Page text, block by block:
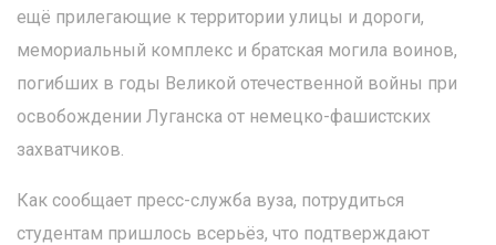
ещё прилегающие к территории улицы и дороги,
мемориальный комплекс и братская могила воинов,
погибших в годы Великой отечественной войны при
освобождении Луганска от немецко-фашистских
захватчиков.
Как сообщает пресс-служба вуза, потрудиться
студентам пришлось всерьёз, что подтверждают